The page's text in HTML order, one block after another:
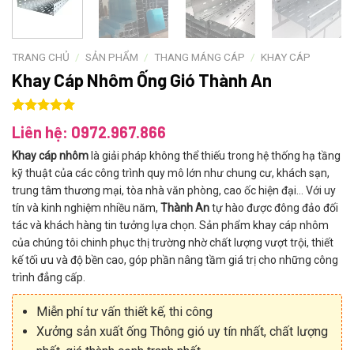
TRANG CHỦ / SẢN PHẨM / THANG MÁNG CÁP / KHAY CÁP
Khay Cáp Nhôm Ống Gió Thành An
5.00
dựa trên
đánh giá
Liên hệ: 0972.967.866
Khay cáp nhôm là giải pháp không thể thiếu trong hệ thống hạ tầng
kỹ thuật của các công trình quy mô lớn như chung cư, khách sạn,
trung tâm thương mại, tòa nhà văn phòng, cao ốc hiện đại… Với uy
tín và kinh nghiệm nhiều năm, Thành Antự hào được đông đảo đối
tác và khách hàng tin tưởng lựa chọn. Sản phẩm khay cáp nhôm
của chúng tôi chinh phục thị trường nhờ chất lượng vượt trội, thiết
kế tối ưu và độ bền cao, góp phần nâng tầm giá trị cho những công
trình đẳng cấp.
Miễn phí tư vấn thiết kế, thi công
Xưởng sản xuất ống Thông gió uy tín nhất, chất lượng